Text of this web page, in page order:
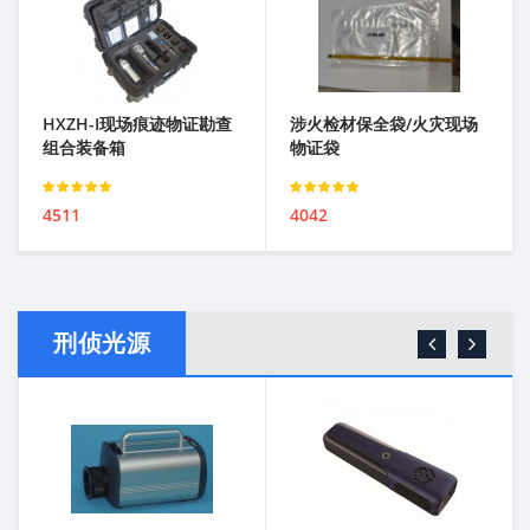
HXZH-I现场痕迹物证勘查
组合装备箱
Rated
3.00out of 5
4511
涉火检材保全袋/火灾现场
物证袋
Rated
3.00out of 5
4042
刑侦光源